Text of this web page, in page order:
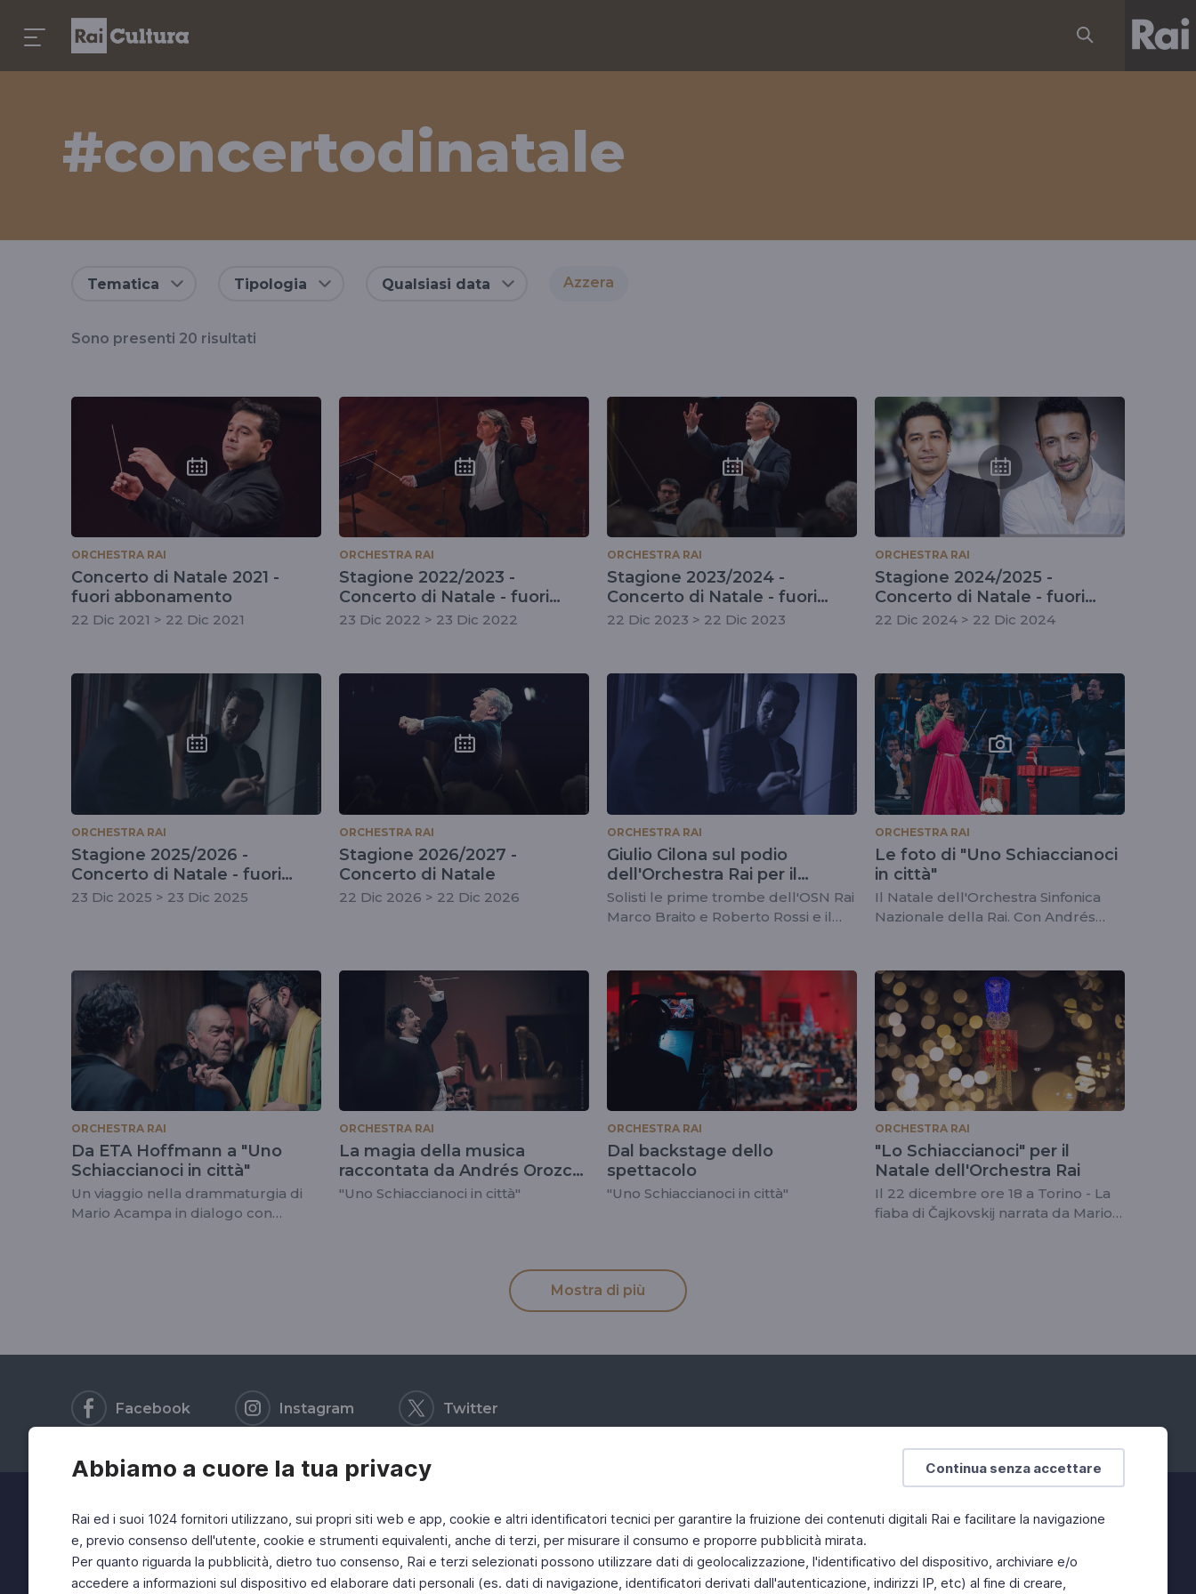
Continua senza accettare
Abbiamo a cuore la tua privacy
Rai ed i suoi 1024 fornitori utilizzano, sui propri siti web e app, cookie e altri identificatori tecnici per garantire la fruizione dei contenuti digitali Rai e facilitare la navigazione
e, previo consenso dell'utente, cookie e strumenti equivalenti, anche di terzi, per misurare il consumo e proporre pubblicità mirata.
Per quanto riguarda la pubblicità, dietro tuo consenso, Rai e terzi selezionati possono utilizzare dati di geolocalizzazione, l'identificativo del dispositivo, archiviare e/o
accedere a informazioni sul dispositivo ed elaborare dati personali (es. dati di navigazione, identificatori derivati dall'autenticazione, indirizzi IP, etc) al fine di creare,
#concertodinatale
tag
#concertodinatale
Tematica Tipologia Qualsiasi data Azzera
Sono presenti 20 risultati
ORCHESTRA RAI
Concerto di Natale 2021 -
fuori abbonamento
22 Dic 2021 > 22 Dic 2021
ORCHESTRA RAI
Stagione 2022/2023 -
Concerto di Natale - fuori
abbonamento
23 Dic 2022 > 23 Dic 2022
ORCHESTRA RAI
Stagione 2023/2024 -
Concerto di Natale - fuori
abbonamento
22 Dic 2023 > 22 Dic 2023
ORCHESTRA RAI
Stagione 2024/2025 -
Concerto di Natale - fuori
abbonamento
22 Dic 2024 > 22 Dic 2024
ORCHESTRA RAI
Stagione 2025/2026 -
Concerto di Natale - fuori
abbonamento
23 Dic 2025 > 23 Dic 2025
ORCHESTRA RAI
Stagione 2026/2027 -
Concerto di Natale
22 Dic 2026 > 22 Dic 2026
ORCHESTRA RAI
Giulio Cilona sul podio
dell'Orchestra Rai per il
tradizionale Concerto di
Natale
Solisti le prime trombe dell'OSN Rai
Marco Braito e Roberto Rossi e il
ORCHESTRA RAI
Le foto di "Uno Schiaccianoci
in città"
Il Natale dell'Orchestra Sinfonica
Nazionale della Rai. Con Andrés
ORCHESTRA RAI
Da ETA Hoffmann a "Uno
Schiaccianoci in città"
Un viaggio nella drammaturgia di
Mario Acampa in dialogo con
ORCHESTRA RAI
La magia della musica
raccontata da Andrés Orozco-
Estrada
"Uno Schiaccianoci in città"
ORCHESTRA RAI
Dal backstage dello
spettacolo
"Uno Schiaccianoci in città"
ORCHESTRA RAI
"Lo Schiaccianoci" per il
Natale dell'Orchestra Rai
Il 22 dicembre ore 18 a Torino - La
fiaba di Čajkovskij narrata da Mario
Mostra di più
Facebook Instagram Twitter